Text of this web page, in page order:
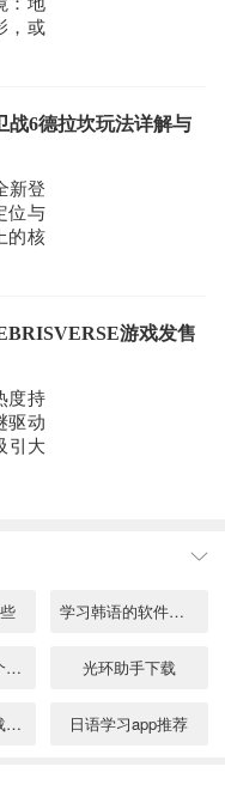
，或
此
、强
荒
战6德拉坎玩法详解与
新登
位与
的核
德
、伤
中
游戏发售
度持
驱动
引大
索
学习韩语的软件有哪些
学韩语的app哪个好免费 光环助手下载
韩语单词app下载推荐 日语学习app推荐